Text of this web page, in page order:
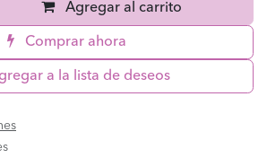
Agregar al carrito
Comprar ahora
a la lista de deseos